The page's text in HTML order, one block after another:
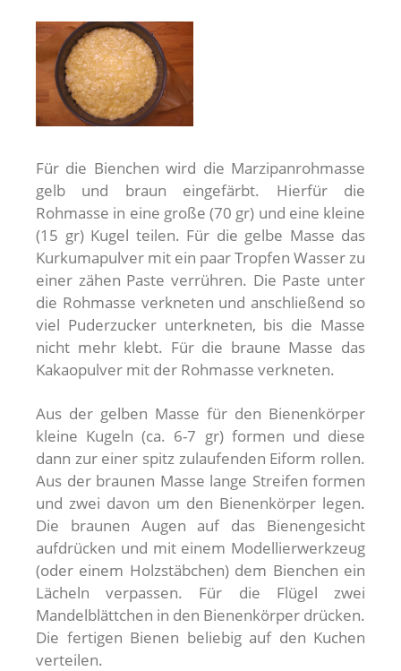
Für die Bienchen wird die Marzipanrohmasse
gelb und braun eingefärbt. Hierfür die
Rohmasse in eine große (70 gr) und eine kleine
(15 gr) Kugel teilen. Für die gelbe Masse das
Kurkumapulver mit ein paar Tropfen Wasser zu
einer zähen Paste verrühren. Die Paste unter
die Rohmasse verkneten und anschließend so
viel Puderzucker unterkneten, bis die Masse
nicht mehr klebt. Für die braune Masse das
Kakaopulver mit der Rohmasse verkneten.
Aus der gelben Masse für den Bienenkörper
kleine Kugeln (ca. 6-7 gr) formen und diese
dann zur einer spitz zulaufenden Eiform rollen.
Aus der braunen Masse lange Streifen formen
und zwei davon um den Bienenkörper legen.
Die braunen Augen auf das Bienengesicht
aufdrücken und mit einem Modellierwerkzeug
(oder einem Holzstäbchen) dem Bienchen ein
Lächeln verpassen. Für die Flügel zwei
Mandelblättchen in den Bienenkörper drücken.
Die fertigen Bienen beliebig auf den Kuchen
verteilen.